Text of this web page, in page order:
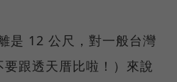
是 12 公尺，對一般台灣
跟透天厝比啦！）來說